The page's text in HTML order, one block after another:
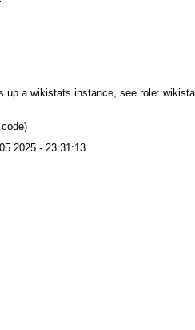
up a wikistats instance, see
2025 - 23:31:13